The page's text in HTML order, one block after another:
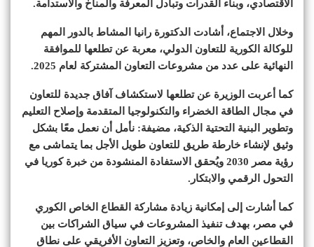
الاقتصادي، وبناء القدرات وتبادل المعرفة والمناخ والاستدامة.
وخلال الاجتماع، أشادت الدكتورة رانيا المشاط بالدور المهم
للوكالة الكورية للتعاون الدولي، معربة عن تطلعها للموافقة
النهائية على عدد من مشروعات التعاون المشتركة لعام 2025.
كما أعربت الوزيرة عن تطلعها لاستكشاف آفاق جديدة للتعاون
في مجال الطاقة الخضراء والتكنولوجيا المتقدمة وإصلاح التعليم
وتطوير البنية التحتية الذكية، مضيفة: نأمل أن نعمل معًا بشكل
وثيق لإنشاء خارطة طريق للتعاون طويل الأجل بما يتماشى مع
رؤية مصر 2030 ويُحقق الاستفادة المنشودة من خبرة كوريا في
التحول الرقمي والابتكار.
كما أشارت إلى إمكانية زيادة مشاركة القطاع الخاص الكوري
في مصر، بهدف تنفيذ المشروعات في سياق الشراكات بين
القطاعين العام والخاص، وتعزيز التعاون الأفريقي على نطاق